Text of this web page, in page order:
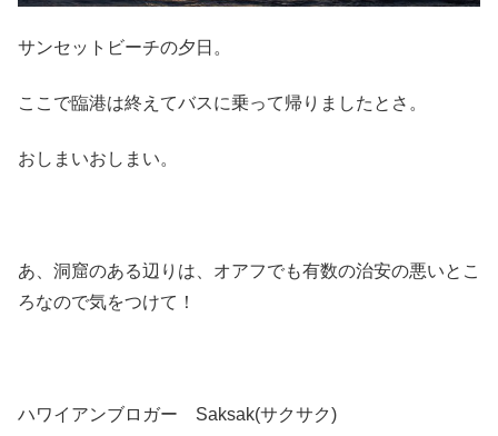
サンセットビーチの夕日。
ここで臨港は終えてバスに乗って帰りましたとさ。
おしまいおしまい。
あ、洞窟のある辺りは、オアフでも有数の治安の悪いとこ
ろなので気をつけて！
ハワイアンブロガー Saksak(サクサク)